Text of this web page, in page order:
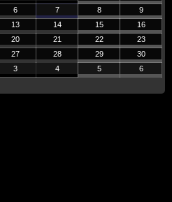
6 7 8
9
13 14 15
16
20 21 22
23
27 28 29
30
3 4 5 6